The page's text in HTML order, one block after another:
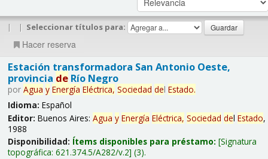
| | Seleccionar títulos para:
Hacer reserva
Estación transformadora San Antonio Oeste,
provincia deRío Negro
por Agua y Energía Eléctrica, Sociedad del Estado.
Idioma: Español
Editor: Buenos Aires: Agua y Energía Eléctrica, Sociedad del Estado,
1988
Disponibilidad: Ítems disponibles para préstamo: Signatura
topográfica: 621.374.5/A282/v.2 (3).